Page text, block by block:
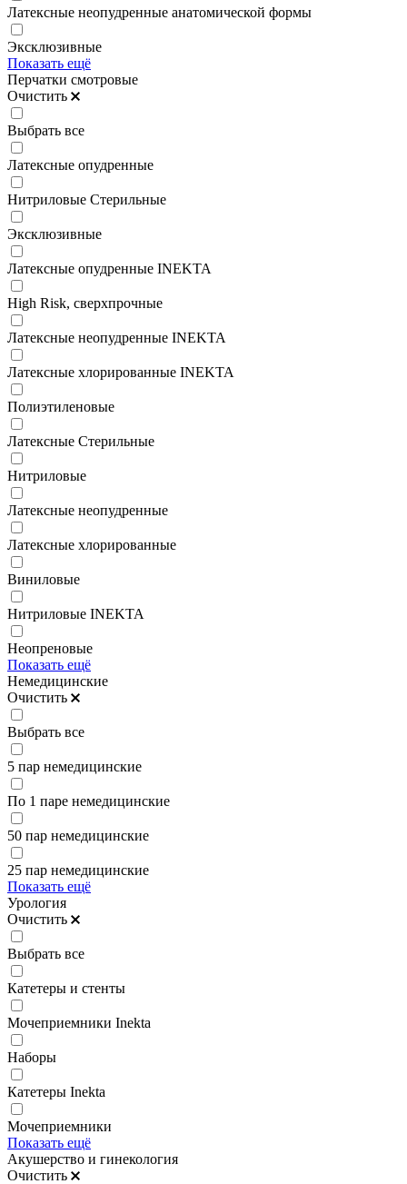
Латексные неопудренные анатомической формы
Эксклюзивные
Показать ещё
Перчатки смотровые
Очистить
Выбрать все
Латексные опудренные
Нитриловые Стерильные
Эксклюзивные
Латексные опудренные INEKTA
High Risk, сверхпрочные
Латексные неопудренные INEKTA
Латексные хлорированные INEKTA
Полиэтиленовые
Латексные Стерильные
Нитриловые
Латексные неопудренные
Латексные хлорированные
Виниловые
Нитриловые INEKTA
Неопреновые
Показать ещё
Немедицинские
Очистить
Выбрать все
5 пар немедицинские
По 1 паре немедицинские
50 пар немедицинские
25 пар немедицинские
Показать ещё
Урология
Очистить
Выбрать все
Катетеры и стенты
Мочеприемники Inekta
Наборы
Катетеры Inekta
Мочеприемники
Показать ещё
Акушерство и гинекология
Очистить